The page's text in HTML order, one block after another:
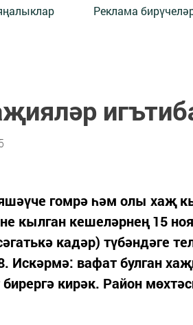
Реклама
гомрә һәм олы хаҗ
кылган кешеләрнең 15
кадәр) түбәндәге
Искәрмә: вафат булган
кирәк. Район